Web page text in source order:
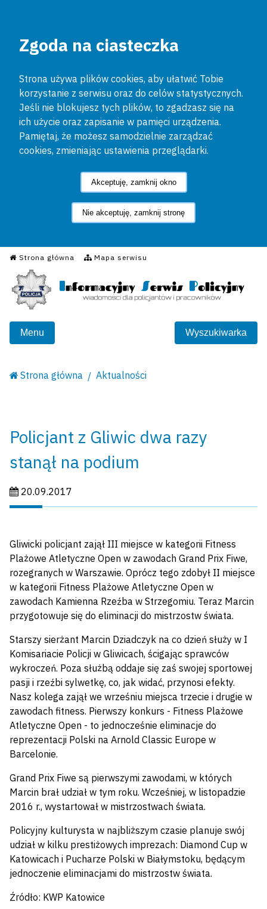
Zgoda na ciasteczka
Strona używa plików cookies, aby ułatwić Tobie
korzystanie z serwisu oraz do celów statystycznych.
Jeśli nie blokujesz tych plików, to zgadzasz się na
ich użycie oraz zapisanie w pamięci urządzenia.
Pamiętaj, że możesz samodzielnie zarządzać
cookies, zmieniając ustawienia przeglądarki.
Akceptuję, zamknij okno
Nie akceptuję, zamknij stronę
Strona główna Mapa serwisu
Informacyjny Serwis
Menu Wyszukiwarka
Strona główna Aktualności
Policjant z Gliwic dwa razy
stanął na podium
Data publikacji:
20.09.2017
Gliwicki policjant zajął III miejsce w kategorii Fitness
Plażowe Atletyczne Open w zawodach Grand Prix Fiwe,
rozegranych w Warszawie. Oprócz tego zdobył II miejsce
w kategorii Fitness Plażowe Atletyczne Open w
zawodach Kamienna Rzeźba w Strzegomiu. Teraz Marcin
przygotowuje się do eliminacji do mistrzostw świata.
Starszy sierżant Marcin Dziadczyk na co dzień służy w I
Komisariacie Policji w Gliwicach, ścigając sprawców
wykroczeń. Poza służbą oddaje się zaś swojej sportowej
pasji i rzeźbi sylwetkę, co, jak widać, przynosi efekty.
Nasz kolega zajął we wrześniu miejsca trzecie i drugie w
zawodach fitness. Pierwszy konkurs - Fitness Plażowe
Atletyczne Open - to jednocześnie eliminacje do
reprezentacji Polski na Arnold Classic Europe w
Barcelonie.
Grand Prix Fiwe są pierwszymi zawodami, w których
Marcin brał udział w tym roku. Wcześniej, w listopadzie
2016 r., wystartował w mistrzostwach świata.
Policyjny kulturysta w najbliższym czasie planuje swój
udział w kilku prestiżowych imprezach: Diamond Cup w
Katowicach i Pucharze Polski w Białymstoku, będącym
jednoczenie eliminacjami do mistrzostw świata.
Źródło: KWP Katowice